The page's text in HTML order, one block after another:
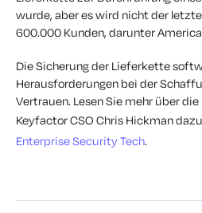
wurde, aber es wird nicht der
600.000 Kunden, darunter
Die Sicherung der Lieferkette
Herausforderungen bei der
Vertrauen. Lesen Sie mehr über
Keyfactor CSO Chris Hickman
Enterprise Security Tech.